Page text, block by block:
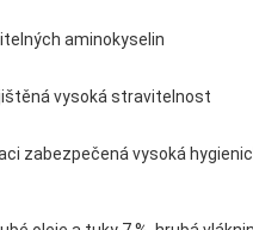
aminokyselin
vysoká stravitelnost
zabezpečená vysoká